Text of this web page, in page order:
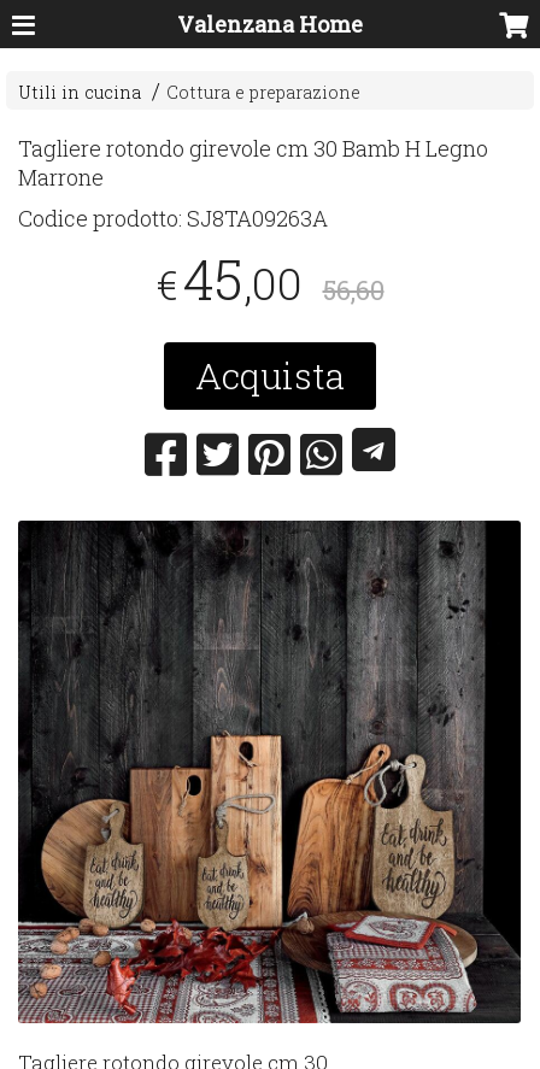
Valenzana Home
Utili in cucina Cottura e preparazione
Tagliere rotondo girevole cm 30 Bamb H Legno
Marrone
Codice prodotto:SJ8TA09263A
€45,00 56,60
Acquista
Tagliere rotondo girevole cm 30